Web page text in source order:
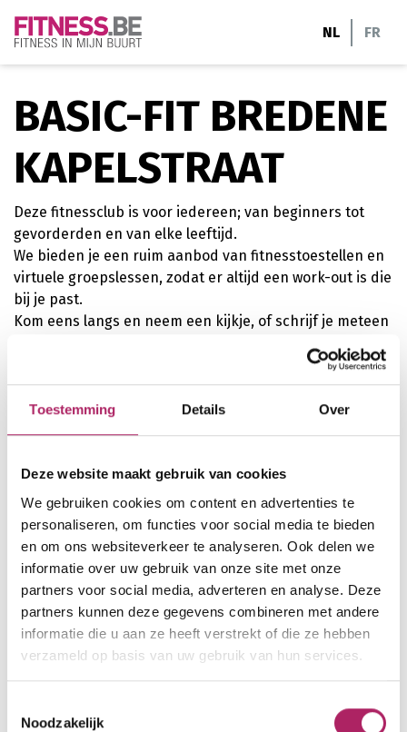
Toestemming Details Over
Deze website maakt gebruik van cookies
We gebruiken cookies om content en advertenties te
personaliseren, om functies voor social media te bieden
en om ons websiteverkeer te analyseren. Ook delen we
informatie over uw gebruik van onze site met onze
partners voor social media, adverteren en analyse. Deze
partners kunnen deze gegevens combineren met andere
informatie die u aan ze heeft verstrekt of die ze hebben
verzameld op basis van uw gebruik van hun services.
Noodzakelijk
NL FR
BASIC-FIT BREDENE
KAPELSTRAAT
Deze fitnessclub is voor iedereen; van beginners tot
gevorderden en van elke leeftijd.
We bieden je een ruim aanbod van fitnesstoestellen en
virtuele groepslessen, zodat er altijd een work-out is die
bij je past.
Kom eens langs en neem een kijkje, of schrijf je meteen
8450 Bredene
000000000
klantenservice@basic-fit.be
www.basic-fit.com/nl-be/fitnessclub/basic-
fit-bredene-kapelstraat-
fa7fda8605c24a9b9c56e7f125792889.html